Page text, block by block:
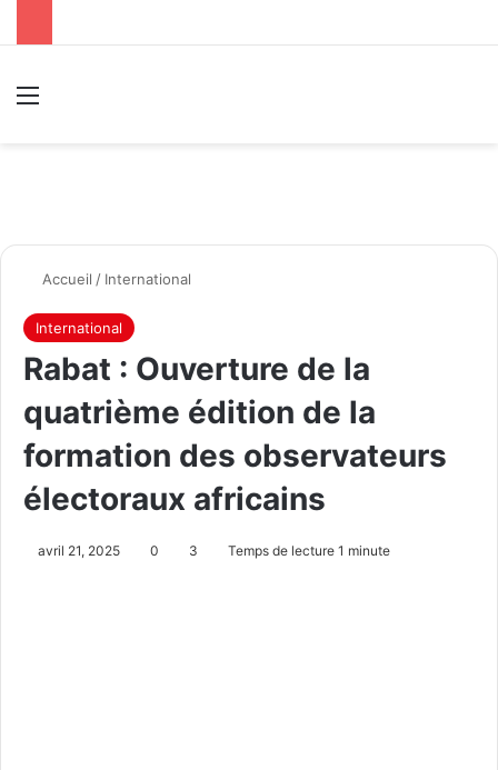
Accueil / International
International
Rabat : Ouverture de la
quatrième édition de la
formation des observateurs
électoraux africains
avril 21, 2025 0 3 Temps de lecture 1 minute